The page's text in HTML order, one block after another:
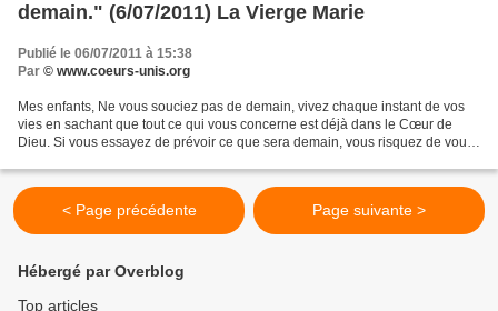
demain." (6/07/2011) La Vierge Marie
Publié le 06/07/2011 à 15:38
Par © www.coeurs-unis.org
Mes enfants, Ne vous souciez pas de demain, vivez chaque instant de vos
vies en sachant que tout ce qui vous concerne est déjà dans le Cœur de
Dieu. Si vous essayez de prévoir ce que sera demain, vous risquez de vous
< Page précédente Page suivante >
Hébergé par Overblog
Top articles